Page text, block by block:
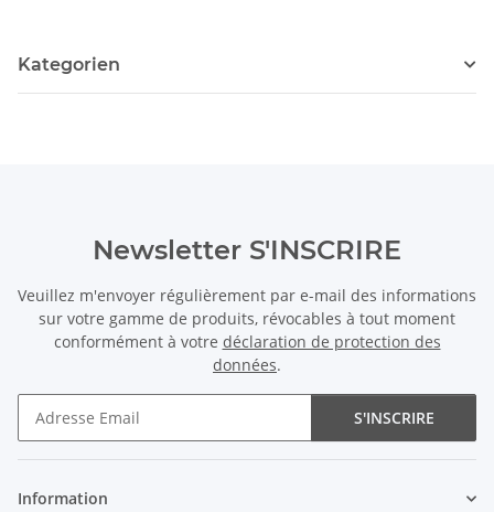
Kategorien
Newsletter S'INSCRIRE
Veuillez m'envoyer régulièrement par e-mail des informations
sur votre gamme de produits, révocables à tout moment
conformément à votre déclaration de protection des
données.
S'INSCRIRE
Information